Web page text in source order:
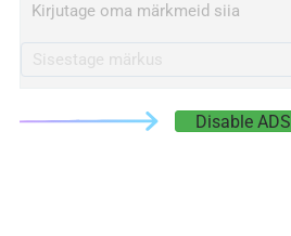
Kirjutage oma märkmeid siia
Disable ADS